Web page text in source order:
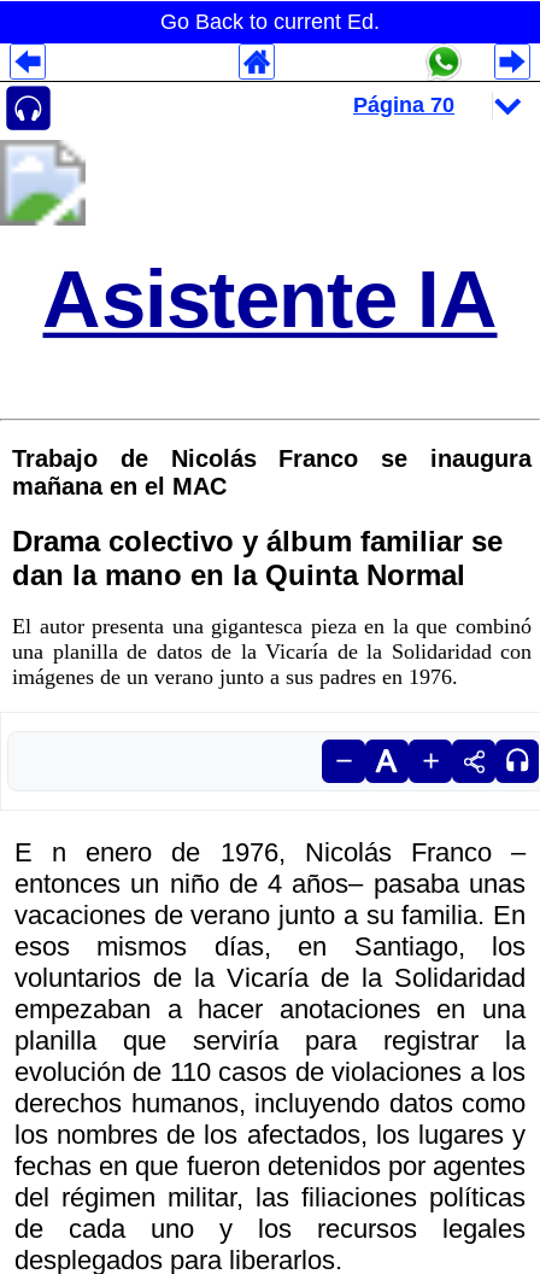
Go Back to current Ed.
Asistente IA
Trabajo de Nicolás Franco se inaugura
mañana en el MAC
Drama colectivo y álbum familiar se
dan la mano en la Quinta Normal
El autor presenta una gigantesca pieza en la que combinó
una planilla de datos de la Vicaría de la Solidaridad con
imágenes de un verano junto a sus padres en 1976.
E n enero de 1976, Nicolás Franco –
entonces un niño de 4 años– pasaba unas
vacaciones de verano junto a su familia. En
esos mismos días, en Santiago, los
voluntarios de la Vicaría de la Solidaridad
empezaban a hacer anotaciones en una
planilla que serviría para registrar la
evolución de 110 casos de violaciones a los
derechos humanos, incluyendo datos como
los nombres de los afectados, los lugares y
fechas en que fueron detenidos por agentes
del régimen militar, las filiaciones políticas
de cada uno y los recursos legales
desplegados para liberarlos.
Despliegues Analytics
Despliegues Totales
Despliegues por Rubros